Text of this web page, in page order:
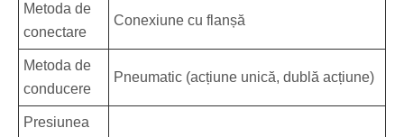
Metoda de
conectare
Conexiune cu flanșă
Metoda de
conducere
Pneumatic (acțiune unică, dublă acțiune)
Presiunea